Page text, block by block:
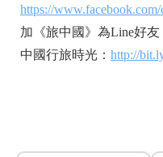
https://
加《旅中國》為Line好友
中國行旅時光： http://